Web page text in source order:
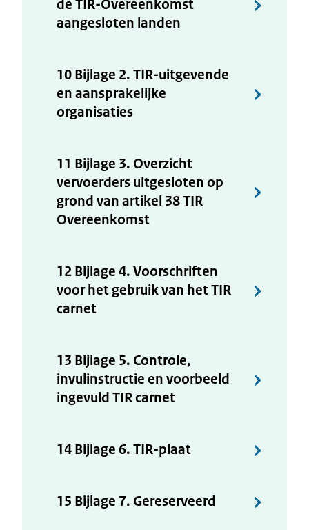
de TIR-Overeenkomst
aangesloten landen
10 Bijlage 2. TIR-uitgevende
en aansprakelijke
organisaties
11 Bijlage 3. Overzicht
vervoerders uitgesloten op
grond van artikel 38 TIR
Overeenkomst
12 Bijlage 4. Voorschriften
voor het gebruik van het TIR
carnet
13 Bijlage 5. Controle,
invulinstructie en voorbeeld
ingevuld TIR carnet
14 Bijlage 6. TIR-plaat
15 Bijlage 7. Gereserveerd